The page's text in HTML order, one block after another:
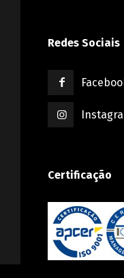
Redes Sociais
Certificação